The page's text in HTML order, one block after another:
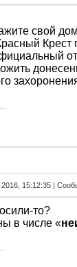
свой
Крест
15:12:35 |
то?
в числе «